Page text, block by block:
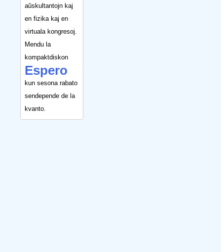
aŭskultantojn kaj
en fizika kaj en
virtuala kongresoj.
Mendu la
kompaktdiskon
Espero
kun sesona rabato
sendepende de la
kvanto.